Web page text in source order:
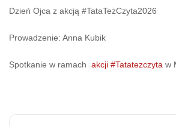
Dzień Ojca z akcją #TataTeżCzyta2026
Prowadzenie: Anna Kubik
Spotkanie w ramach akcji #Tatatezczyta w